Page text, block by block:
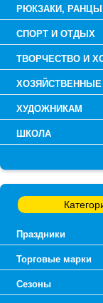
РЮКЗАКИ,
СПОРТ И ОТДЫХ
ТВОРЧЕСТВО И
ХОЗЯЙСТВЕННЫЕ
ХУДОЖНИКАМ
ШКОЛА
Праздники
Торговые марки
Сезоны